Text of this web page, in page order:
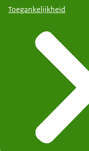
Toegankelijkheid